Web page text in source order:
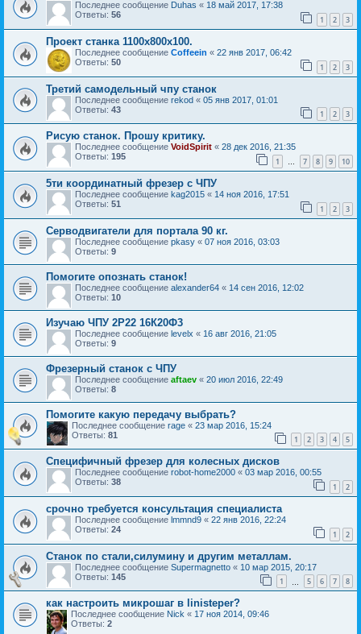
Последнее сообщение Duhas « 18 май 2017, 17:38
Ответы: 56 1 2 3
Проект станка 1100х800х100.
Последнее сообщение Coffeein « 22 янв 2017, 06:42
Ответы: 50 1 2 3
Третий самодельный чпу станок
Последнее сообщение rekod « 05 янв 2017, 01:01
Ответы: 43 1 2 3
Рисую станок. Прошу критику.
Последнее сообщение VoidSpirit « 28 дек 2016, 21:35
Ответы: 195 1 … 7 8 9 10
5ти координатный фрезер с ЧПУ
Последнее сообщение kag2015 « 14 ноя 2016, 17:51
Ответы: 51 1 2 3
Серводвигатели для портала 90 кг.
Последнее сообщение pkasy « 07 ноя 2016, 03:03
Ответы: 9
Помогите опознать станок!
Последнее сообщение alexander64 « 14 сен 2016, 12:02
Ответы: 10
Изучаю ЧПУ 2Р22 16К20Ф3
Последнее сообщение levelx « 16 авг 2016, 21:05
Ответы: 9
Фрезерный станок с ЧПУ
Последнее сообщение aftaev « 20 июл 2016, 22:49
Ответы: 8
Помогите какую передачу выбрать?
Последнее сообщение rage « 23 мар 2016, 15:24
Ответы: 81 1 2 3 4 5
Специфичный фрезер для колесных дисков
Последнее сообщение robot-home2000 « 03 мар 2016, 00:55
Ответы: 38 1 2
срочно требуется консультация специалиста
Последнее сообщение lmmnd9 « 22 янв 2016, 22:24
Ответы: 24 1 2
Станок по стали,силумину и другим металлам.
Последнее сообщение Supermagnetto « 10 мар 2015, 20:17
Ответы: 145 1 5 6 7 8
как настроить микрошаг в linisteper?
Последнее сообщение Nick « 17 ноя 2014, 09:46
Ответы: 2